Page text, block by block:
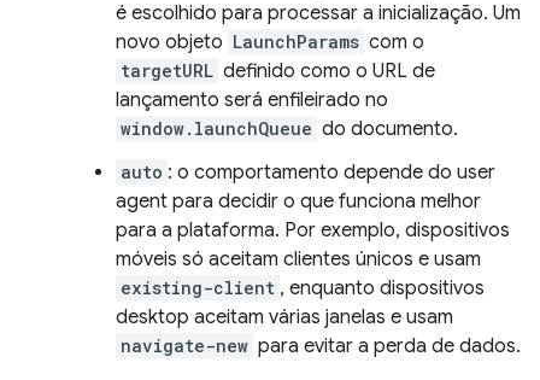
é escolhido para processar a inicialização. Um
novo objeto LaunchParams com o
targetURL definido como o URL de
lançamento será enfileirado no
window.launchQueue do documento.
auto : o comportamento depende do user
agent para decidir o que funciona melhor
para a plataforma. Por exemplo, dispositivos
móveis só aceitam clientes únicos e usam
existing-client , enquanto dispositivos
desktop aceitam várias janelas e usam
navigate-new para evitar a perda de dados.